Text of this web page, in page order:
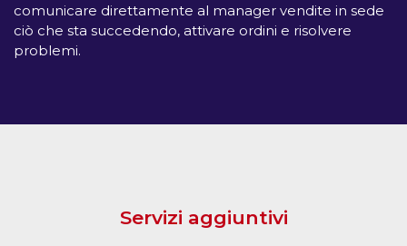
comunicare direttamente al manager vendite in sede
ciò che sta succedendo, attivare ordini e risolvere
problemi.
Servizi aggiuntivi